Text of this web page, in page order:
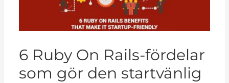
6 Ruby On Rails-fördelar
som gör den startvänlig